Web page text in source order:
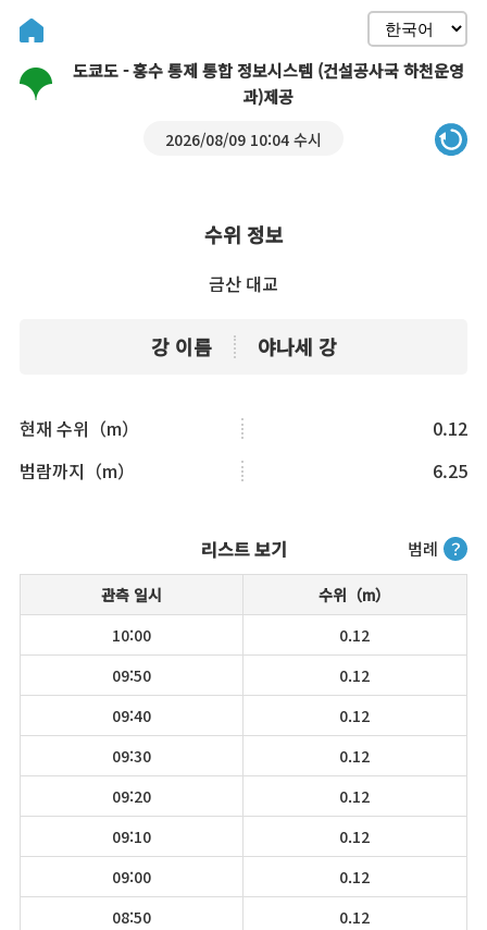
도쿄도 - 홍수 통제 통합 정보시스템 (건설공사국 하천운영
과)제공
2026/08/09 10:04 수시
수위 정보
금산 대교
강 이름 야나세 강
현재 수위（m）
0.12
범람까지（m）
6.25
범례 ？
리스트 보기
관측 일시
수위（m）
10:00
0.12
09:50
0.12
09:40
0.12
09:30
0.12
09:20
0.12
09:10
0.12
09:00
0.12
08:50
0.12